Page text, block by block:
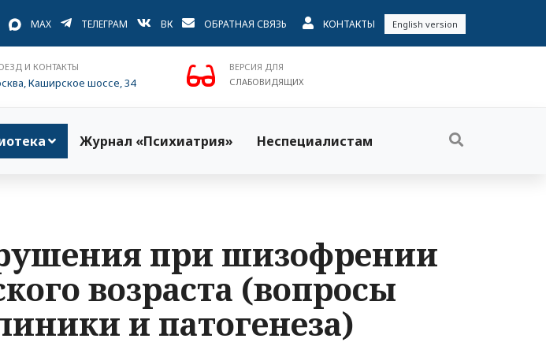
MAX ТЕЛЕГРАМ ВК ОБРАТНАЯ СВЯЗЬ КОНТАКТЫ English version
И КОНТАКТЫ
Каширское шоссе, 34
ВЕРСИЯ ДЛЯ
СЛАБОВИДЯЩИХ
Журнал «Психиатрия» Неспециалистам
при шизофрении
возраста (вопросы
и патогенеза)